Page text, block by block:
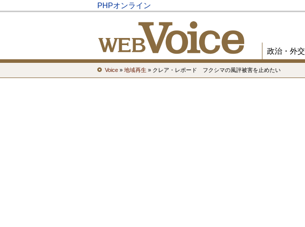
PHPオンライン
政治・外交
Voice » 地域再生 » クレア・レポード フクシマの風評被害を止めたい